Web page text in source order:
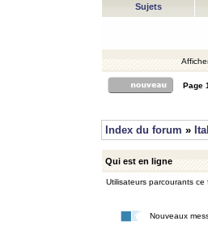
Sujets
Page 1
Index du forum »
Qui est en ligne
Utilisateurs parcourants
Nouveaux